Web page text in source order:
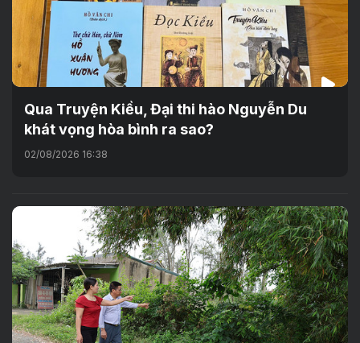
Qua Truyện Kiều, Đại thi hào Nguyễn Du
khát vọng hòa bình ra sao?
02/08/2026 16:38